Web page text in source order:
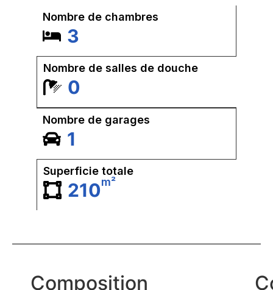
Nombre de chambres
3
Nombre de salles de douche
0
Nombre de garages
1
Superficie totale
210m²
Composition